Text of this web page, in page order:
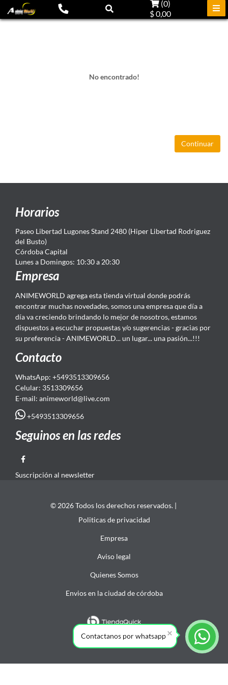
(0)
$ 0,00
No encontrado!
Continuar
Horarios
Paseo Libertad Lugones Stand 2480 (Hiper Libertad Rodriguez
del Busto)
Córdoba Capital
Lunes a Domingos: 10:30 a 20:30
Empresa
ANIMEWORLD agrega esta tienda virtual donde podrás
encontrar muchas novedades, somos una empresa que día a
día va creciendo brindando lo mejor de nosotros, estamos
dispuestos a escuchar propuestas y/o sugerencias - gracias por
su preferencia - ANIMEWORLD... un lugar... una pasión...!!!
Contacto
WhatsApp: +5493513309656
Celular: 3513309656
E-mail: animeworld@live.com
+5493513309656
Seguinos en las redes
Suscripción al newsletter
© 2026 Todos los derechos reservados. |
Politicas de privacidad
Empresa
Aviso legal
Quienes Somos
Envios en la ciudad de córdoba
Contactanos por whatsapp